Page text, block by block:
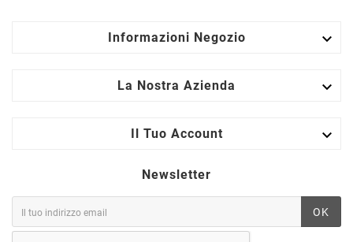
Informazioni Negozio 
La Nostra Azienda 
Il Tuo Account 
Newsletter
OK